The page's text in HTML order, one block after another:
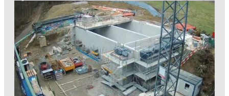
analysieren und visualisieren
GIS / WebGIS geoweb
GIS-Analysen
Projekt-Visualisierungen
3D-Stadtmodell